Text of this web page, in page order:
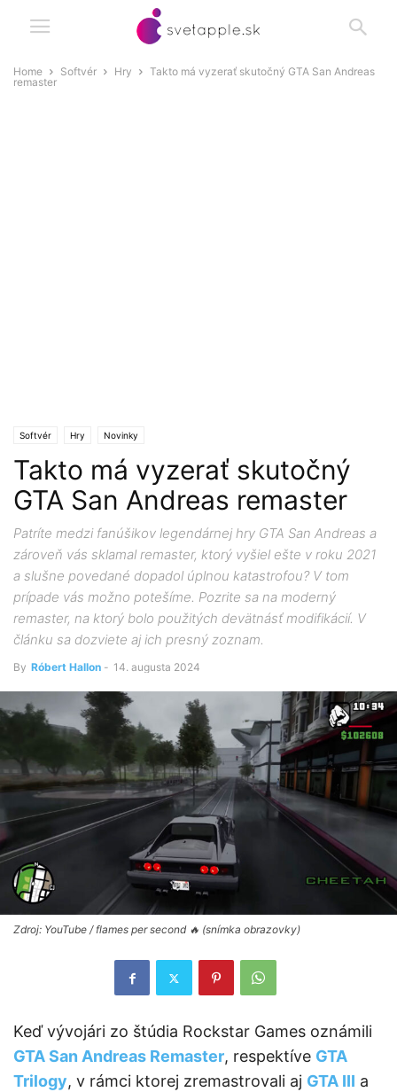
Home Softvér Hry
Takto má vyzerať skutočný GTA San Andreas
remaster
Softvér Hry Novinky
Takto má vyzerať skutočný
GTA San Andreas remaster
Patríte medzi fanúšikov legendárnej hry GTA San Andreas a
zároveň vás sklamal remaster, ktorý vyšiel ešte v roku 2021
a slušne povedané dopadol úplnou katastrofou? V tom
prípade vás možno potešíme. Pozrite sa na moderný
remaster, na ktorý bolo použitých devätnásť modifikácií. V
článku sa dozviete aj ich presný zoznam.
By Róbert Hallon - 14. augusta 2024
Zdroj: YouTube / flames per second 🔥 (snímka obrazovky)
Keď vývojári zo štúdia Rockstar Games oznámili
GTA San Andreas Remaster, respektíve GTA
Trilogy, v rámci ktorej zremastrovali aj GTA III a